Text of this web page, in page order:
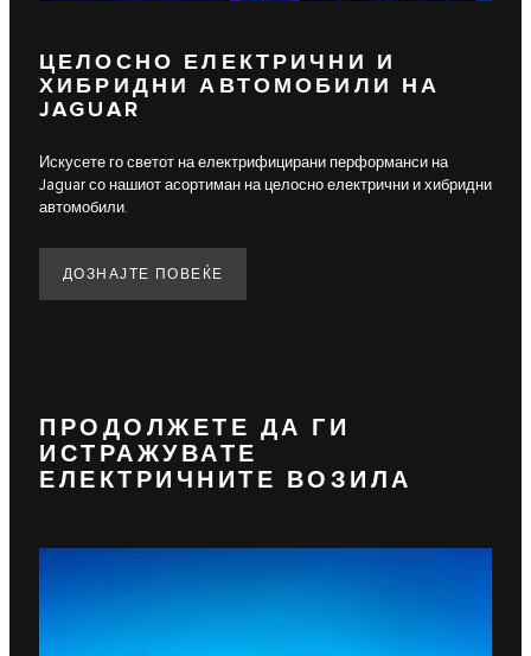
ЦЕЛОСНО ЕЛЕКТРИЧНИ И
ХИБРИДНИ АВТОМОБИЛИ НА
JAGUAR
Искусете го светот на електрифицирани перформанси на
Jaguar со нашиот асортиман на целосно електрични и хибридни
автомобили.
ДОЗНАЈТЕ ПОВЕЌЕ
ПРОДОЛЖЕТЕ ДА ГИ
ИСТРАЖУВАТЕ
ЕЛЕКТРИЧНИТЕ ВОЗИЛА